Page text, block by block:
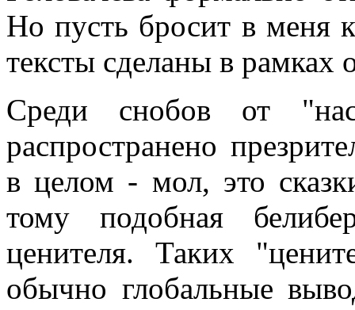
Но пусть бросит в меня
тексты сделаны в рамках
Среди снобов от
распространено
в целом - мол, это
тому подобная
ценителя. Таких
обычно глобальные